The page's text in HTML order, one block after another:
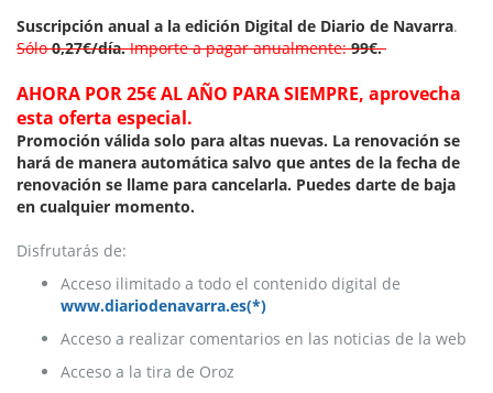
Suscripción anual a la edición Digital de Diario de Navarra.
Sólo0,27€/día.Importe a pagar anualmente:99€.
AHORA POR 25€ AL AÑO PARA SIEMPRE, aprovecha
esta oferta especial.
Promoción válida solo para altas nuevas. La renovación se
hará de manera automática salvo que antes de la fecha de
renovación se llame para cancelarla. Puedes darte de baja
en cualquier momento.
Disfrutarás de:
Acceso ilimitado a todo el contenido digital de
www.diariodenavarra.es(*)
Acceso a realizar comentarios en las noticias de la web
Acceso a la tira de Oroz
galería
de